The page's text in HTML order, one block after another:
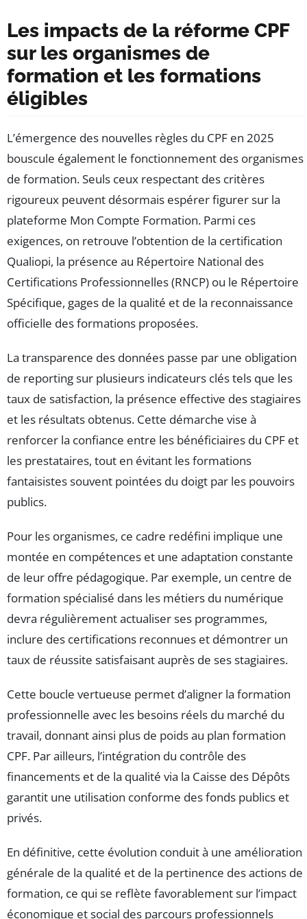
Les impacts de la réforme CPF
sur les organismes de
formation et les formations
éligibles
L’émergence des nouvelles règles du CPF en 2025
bouscule également le fonctionnement des organismes
de formation. Seuls ceux respectant des critères
rigoureux peuvent désormais espérer figurer sur la
plateforme Mon Compte Formation. Parmi ces
exigences, on retrouve l’obtention de la certification
Qualiopi, la présence au Répertoire National des
Certifications Professionnelles (RNCP) ou le Répertoire
Spécifique, gages de la qualité et de la reconnaissance
officielle des formations proposées.
La transparence des données passe par une obligation
de reporting sur plusieurs indicateurs clés tels que les
taux de satisfaction, la présence effective des stagiaires
et les résultats obtenus. Cette démarche vise à
renforcer la confiance entre les bénéficiaires du CPF et
les prestataires, tout en évitant les formations
fantaisistes souvent pointées du doigt par les pouvoirs
publics.
Pour les organismes, ce cadre redéfini implique une
montée en compétences et une adaptation constante
de leur offre pédagogique. Par exemple, un centre de
formation spécialisé dans les métiers du numérique
devra régulièrement actualiser ses programmes,
inclure des certifications reconnues et démontrer un
taux de réussite satisfaisant auprès de ses stagiaires.
Cette boucle vertueuse permet d’aligner la formation
professionnelle avec les besoins réels du marché du
travail, donnant ainsi plus de poids au plan formation
CPF. Par ailleurs, l’intégration du contrôle des
financements et de la qualité via la Caisse des Dépôts
garantit une utilisation conforme des fonds publics et
privés.
En définitive, cette évolution conduit à une amélioration
générale de la qualité et de la pertinence des actions de
formation, ce qui se reflète favorablement sur l’impact
économique et social des parcours professionnels